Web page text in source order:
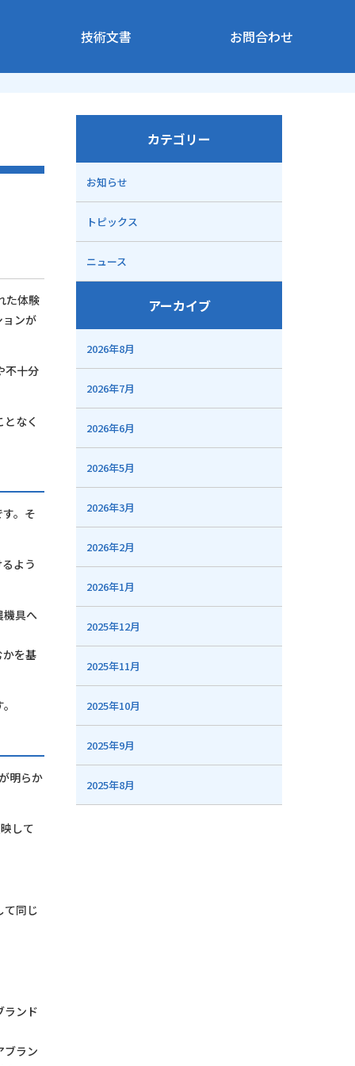
技術文書 お問合わせ
た体験
ョンが
不十分
なく
。そ
よう
機具へ
かを基
明らか
して
て同じ
ランド
ブラン
カテゴリー
お知らせ
トピックス
ニュース
アーカイブ
2026年8月
2026年7月
2026年6月
2026年5月
2026年3月
2026年2月
2026年1月
2025年12月
2025年11月
2025年10月
2025年9月
2025年8月